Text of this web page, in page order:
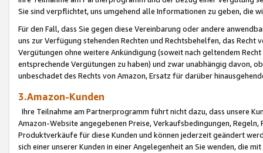
Sie sind verpflichtet, uns umgehend alle Informationen zu geben, die
Für den Fall, dass Sie gegen diese Vereinbarung oder andere
uns zur Verfügung stehenden Rechten und Rechtsbehelfen, das
Vergütungen ohne weitere Ankündigung (soweit nach geltendem
entsprechende Vergütungen zu haben) und zwar unabhängig davon,
unbeschadet des Rechts von Amazon, Ersatz für darüber
3.Amazon-Kunden
Ihre Teilnahme am Partnerprogramm führt nicht dazu, dass unsere
Amazon-Website angegebenen Preise, Verkaufsbedingungen,
Produktverkäufe für diese Kunden und können jederzeit geändert
sich einer unserer Kunden in einer Angelegenheit an Sie wenden, die